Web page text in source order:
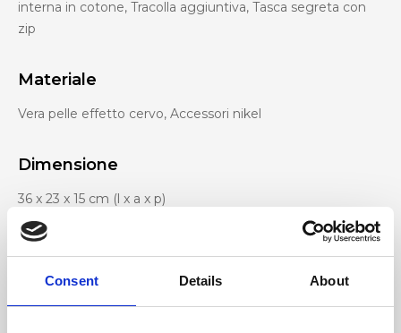
Consent Details About
interna in cotone, Tracolla aggiuntiva, Tasca segreta con
zip
Materiale
Vera pelle effetto cervo, Accessori nikel
Dimensione
36 x 23 x 15 cm (l x a x p)